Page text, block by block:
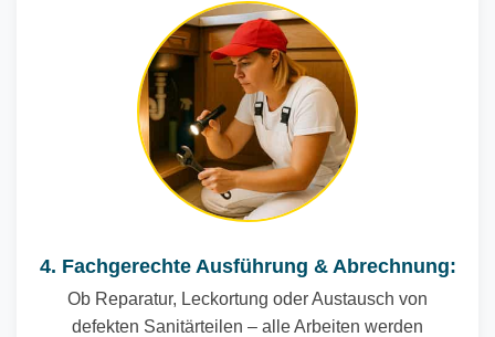
4. Fachgerechte Ausführung & Abrechnung:
Ob Reparatur, Leckortung oder Austausch von
defekten Sanitärteilen – alle Arbeiten werden